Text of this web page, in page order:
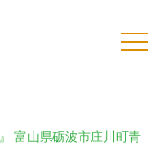
富山県砺波市庄川町青